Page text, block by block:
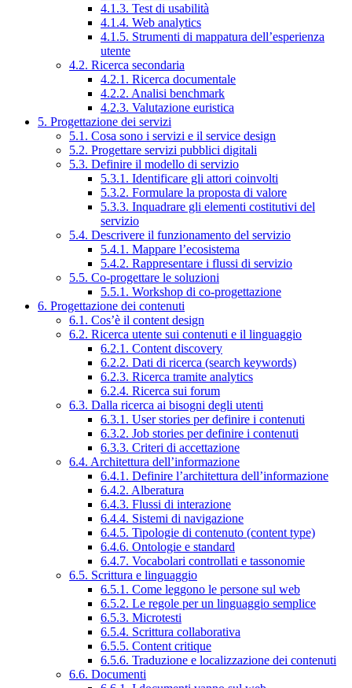
4.1.3. Test di usabilità
4.1.4. Web analytics
4.1.5. Strumenti di mappatura dell’esperienza
utente
4.2. Ricerca secondaria
4.2.1. Ricerca documentale
4.2.2. Analisi benchmark
4.2.3. Valutazione euristica
5. Progettazione dei servizi
5.1. Cosa sono i servizi e il service design
5.2. Progettare servizi pubblici digitali
5.3. Definire il modello di servizio
5.3.1. Identificare gli attori coinvolti
5.3.2. Formulare la proposta di valore
5.3.3. Inquadrare gli elementi costitutivi del
servizio
5.4. Descrivere il funzionamento del servizio
5.4.1. Mappare l’ecosistema
5.4.2. Rappresentare i flussi di servizio
5.5. Co-progettare le soluzioni
5.5.1. Workshop di co-progettazione
6. Progettazione dei contenuti
6.1. Cos’è il content design
6.2. Ricerca utente sui contenuti e il linguaggio
6.2.1. Content discovery
6.2.2. Dati di ricerca (search keywords)
6.2.3. Ricerca tramite analytics
6.2.4. Ricerca sui forum
6.3. Dalla ricerca ai bisogni degli utenti
6.3.1. User stories per definire i contenuti
6.3.2. Job stories per definire i contenuti
6.3.3. Criteri di accettazione
6.4. Architettura dell’informazione
6.4.1. Definire l’architettura dell’informazione
6.4.2. Alberatura
6.4.3. Flussi di interazione
6.4.4. Sistemi di navigazione
6.4.5. Tipologie di contenuto (content type)
6.4.6. Ontologie e standard
6.4.7. Vocabolari controllati e tassonomie
6.5. Scrittura e linguaggio
6.5.1. Come leggono le persone sul web
6.5.2. Le regole per un linguaggio semplice
6.5.3. Microtesti
6.5.4. Scrittura collaborativa
6.5.5. Content critique
6.5.6. Traduzione e localizzazione dei contenuti
6.6. Documenti